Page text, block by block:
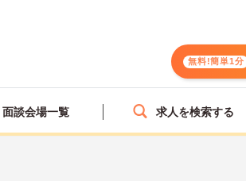
無料!簡単1分
面談会場一覧 求人を検索する